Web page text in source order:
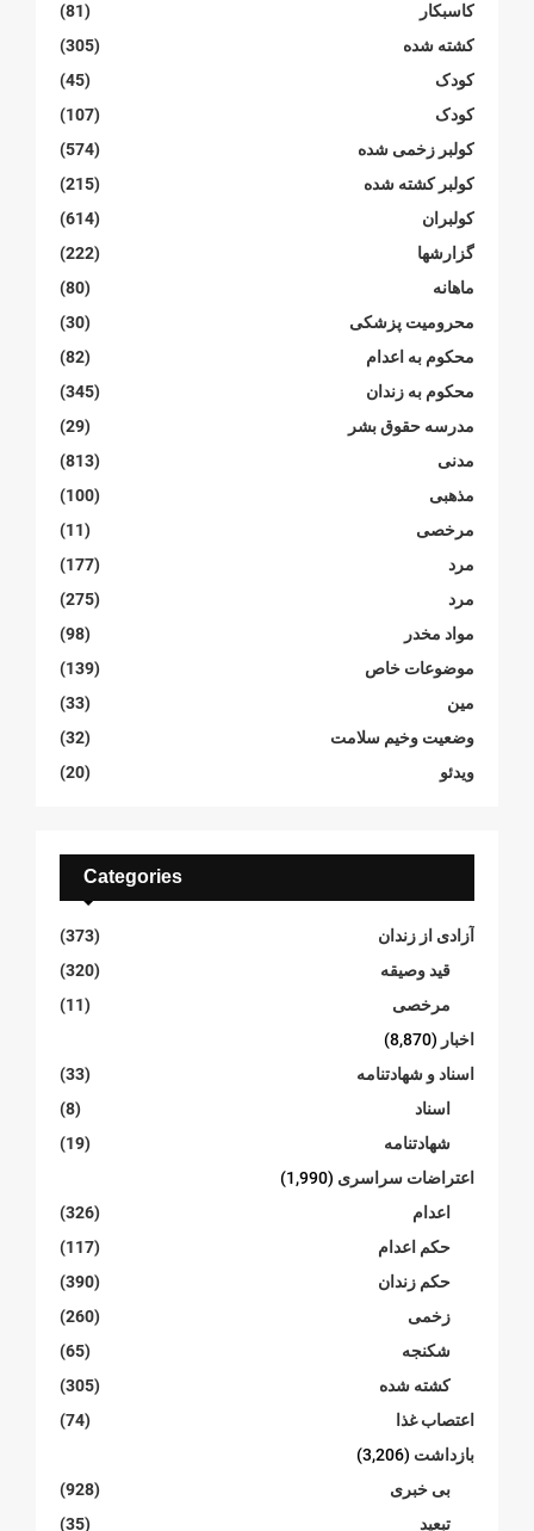
کاسبکار
(81)
کشته شده
(305)
کودک
(45)
کودک
(107)
کولبر زخمی شدە
(574)
کولبر کشتە شدە
(215)
کولبران
(614)
گزارشها
(222)
ماهانە
(80)
محرومیت پزشکی
(30)
محکوم بە اعدام
(82)
محکوم بە زندان
(345)
مدرسە حقوق بشر
(29)
مدنی
(813)
مذهبی
(100)
مرخصی
(11)
مرد
(177)
مرد
(275)
مواد مخدر
(98)
موضوعات خاص
(139)
مین
(33)
وضعیت وخیم سلامت
(32)
ویدئو
(20)
Categories
آزادی از زندان
(373)
قید وصیقه
(320)
مرخصی
(11)
اخبار (8,870)
اسناد و شهادتنامە
(33)
اسناد
(8)
شهادتنامە
(19)
اعتراضات سراسری (1,990)
اعدام
(326)
حکم اعدام
(117)
حکم زندان
(390)
زخمی
(260)
شکنجە
(65)
کشته شده
(305)
اعتصاب غذا
(74)
بازداشت (3,206)
بی خبری
(928)
تبعید
(35)